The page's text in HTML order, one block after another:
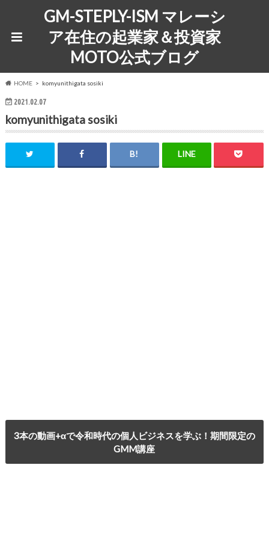
GM-STEPLY-ISM マレーシ
ア在住の起業家＆投資家
MOTO公式ブログ
HOME komyunithigata sosiki
2021.02.07
komyunithigata sosiki
3本の動画+αで令和時代の個人ビジネスを学ぶ！期間限定の
GMM講座